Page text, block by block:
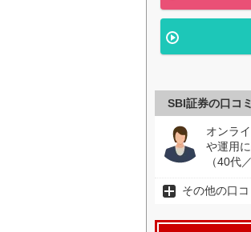
SBI証券の口コ
オンラ
や運用
（40代
その他の口